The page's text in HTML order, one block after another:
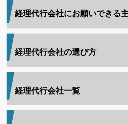
経理代行会社にお願いできる
経理代行会社の選び方
経理代行会社一覧